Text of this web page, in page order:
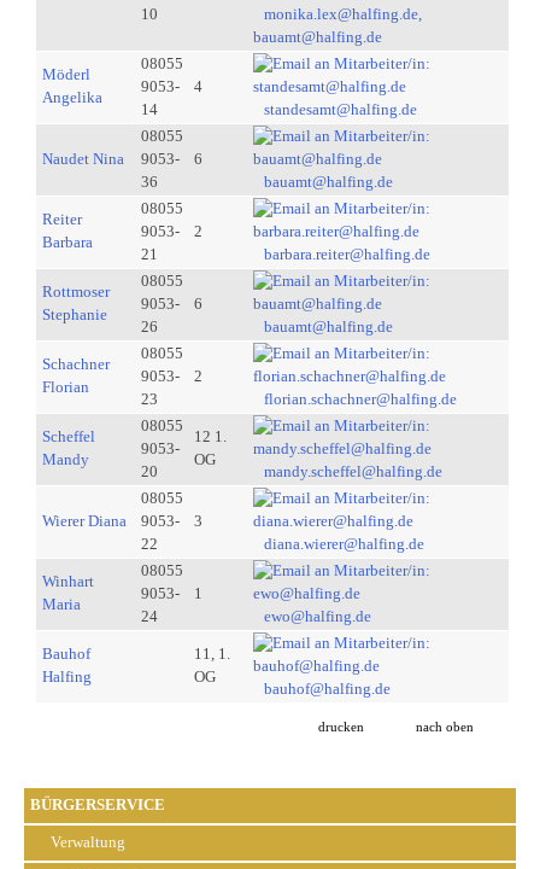
BÜRGERSERVICE
Verwaltung
10
monika.lex@halfing.de,
bauamt@halfing.de
Möderl
Angelika
08055
9053-
14
4
standesamt@halfing.de
Naudet Nina
08055
9053-
36
6
bauamt@halfing.de
Reiter
Barbara
08055
9053-
21
2
barbara.reiter@halfing.de
Rottmoser
Stephanie
08055
9053-
26
6
bauamt@halfing.de
Schachner
Florian
08055
9053-
23
2
florian.schachner@halfing.de
Scheffel
Mandy
08055
9053-
20
12 1.
OG
mandy.scheffel@halfing.de
Wierer Diana
08055
9053-
22
3
diana.wierer@halfing.de
Winhart
Maria
08055
9053-
24
1
ewo@halfing.de
Bauhof
Halfing
11, 1.
OG
bauhof@halfing.de
drucken nach oben